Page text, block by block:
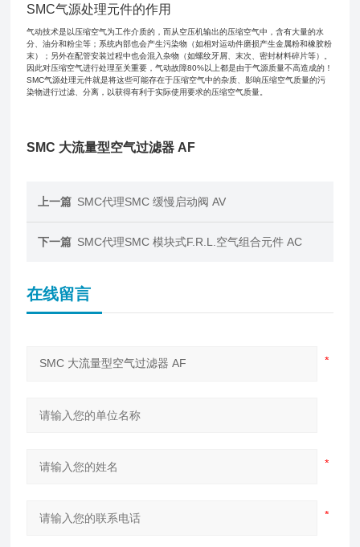
SMC气源处理元件的作用
气动技术是以压缩空气为工作介质的，而从空压机输出的压缩空气中，含有大量的水
分、油分和粉尘等；系统内部也会产生污染物（如相对运动件磨损产生金属粉和橡胶粉
末）；另外在配管安装过程中也会混入杂物（如螺纹牙屑、末次、密封材料碎片等）。
因此对压缩空气进行处理至关重要，气动故障80%以上都是由于气源质量不高造成的！
SMC气源处理元件就是将这些可能存在于压缩空气中的杂质、影响压缩空气质量的污
染物进行过滤、分离，以获得有利于实际使用要求的压缩空气质量。
SMC 大流量型空气过滤器 AF
上一篇 SMC代理SMC 缓慢启动阀 AV
下一篇 SMC代理SMC 模块式F.R.L.空气组合元件 AC
在线留言